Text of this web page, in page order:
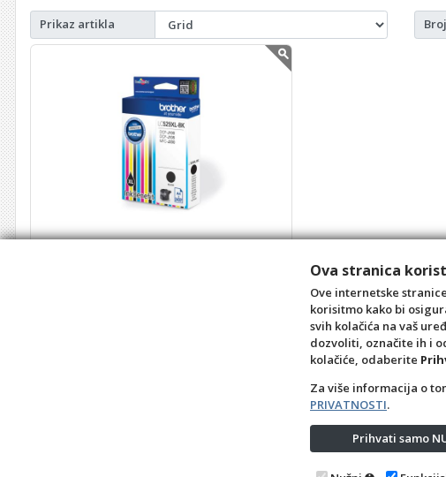
Prikaz artikla
Ova stranica
Ove internetske
korisitmo kako bi
svih kolačića na vaš
dozvoliti, označite ih i
kolačiće, odaberite
Za više informacija o
PRIVATNOSTI.
Prihvati samo